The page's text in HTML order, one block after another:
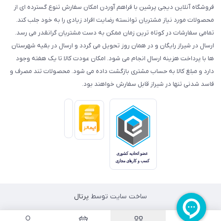
فروشگاه آنلاین دیجی پرشین با فراهم آوردن امکان سفارش تنوع گسترده ای از
محصولات مورد نیاز مشتریان توانسته رضایت افراد زیادی را به خود جلب کند.
تمامی سفارشات در کوتاه ترین زمان ممکن به دست مشتریان گرانقدر می رسد.
ارسال در شیراز رایگان و در همان روز تحویل می گردد و ارسال در بقیه شهرستان
ها با پرداخت هزینه ارسال انجام می شود. امکان عودت کالا تا یک هفته وجود
دارد و مبلغ کالا به حساب مشتری بازگشت داده می شود. محصولات تند مصرف و
فاسد شدنی تنها در شیراز قابل سفارش خواهند بود.
ساخت سایت توسط پرتال